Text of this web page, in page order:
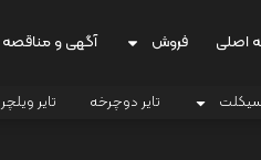
اصلی فروش آگهی و مناقصه
سیکلت تایر دوچرخه تایر ویلچر